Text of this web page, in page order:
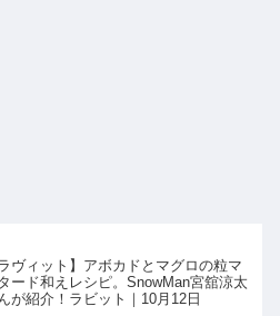
ラヴィット】アボカドとマグロの粒マ
ード和えレシピ。SnowMan宮舘涼太
が紹介！ラビット｜10月12日